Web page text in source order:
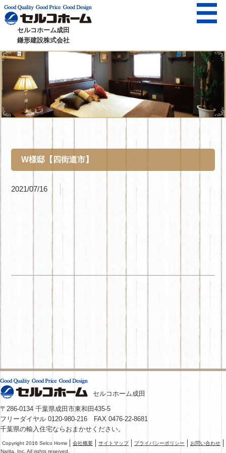
セルコホーム成田
鎌形建設株式会社
W様邸【四街道市】
2021/07/16
セルコホーム成田
〒286-0134 千葉県成田市東和田435-5
フリーダイヤル 0120-980-216 FAX 0476-22-8681
千葉県の輸入住宅ならおまかせください。
会社概要 サイトマップ プライバシーポリシー お問い合わせ
Copyright 2016 Selco Home
Narita, Inc. All rights reserved.